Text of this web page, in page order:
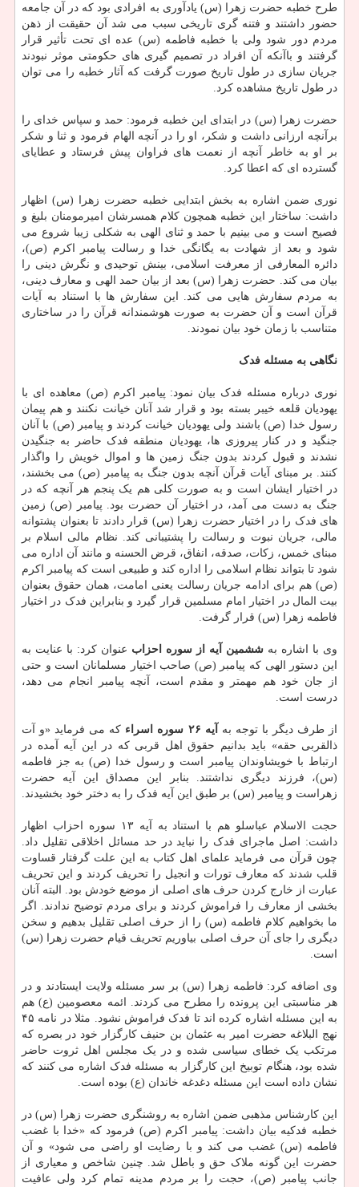
طرح خطبه حضرت زهرا (س) یادآوری به افرادی بود که در آن جامعه
حضور داشتند و فتنه گری تاریخی سبب می شد آن حقیقت از ذهن
مردم دور شود ولی با خطبه فاطمه (س) عده ای تحت تأثیر قرار
گرفتند و باآنکه آن افراد در تصمیم گیری های حکومتی موثر نبودند
جریان سازی در طول تاریخ صورت گرفت که آثار خطبه را می توان
در طول تاریخ مشاهده کرد.
حضرت زهرا (س) در ابتدای این خطبه فرمود: حمد و سپاس خدای را
برآنچه ارزانی داشت و شکر، او را در آنچه الهام فرمود و ثنا و شکر
بر او به خاطر آنچه از نعمت های فراوان پیش فرستاد و عطایای
گسترده ای که اعطا کرد.
نوری ضمن اشاره به بخش ابتدایی خطبه حضرت زهرا (س) اظهار
داشت: ساختار این خطبه همچون کلام همسرشان امیرمومنان بلیغ و
فصیح است و می بینیم با حمد و ثنای الهی به شکلی زیبا شروع می
شود و بعد از شهادت به یگانگی خدا و رسالت پیامبر اکرم (ص)،
دائره المعارفی از معرفت اسلامی، بینش توحیدی و نگرش دینی را
بیان می کند. حضرت زهرا (س) بعد از بیان حمد الهی و معارف دینی،
به مردم سفارش هایی می کند. این سفارش ها با استناد به آیات
قرآن است و آن حضرت به صورت هوشمندانه قرآن را در ساختاری
متناسب با زمان خود بیان نمودند.
نگاهی به مسئله فدک
نوری درباره مسئله فدک بیان نمود: پیامبر اکرم (ص) معاهده ای با
یهودیان قلعه خیبر بسته بود و قرار شد آنان خیانت نکنند و هم پیمان
رسول خدا (ص) باشند ولی یهودیان خیانت کردند و پیامبر (ص) با آنان
جنگید و در کنار پیروزی ها، یهودیان منطقه فدک حاضر به جنگیدن
نشدند و قبول کردند بدون جنگ زمین ها و اموال خویش را واگذار
کنند. بر مبنای آیات قرآن آنچه بدون جنگ به پیامبر (ص) می بخشند،
در اختیار ایشان است و به صورت کلی هم یک پنجم هر آنچه که در
جنگ به دست می آمد، در اختیار آن حضرت بود. پیامبر (ص) زمین
های فدک را در اختیار حضرت زهرا (س) قرار دادند تا بعنوان پشتوانه
مالی، جریان نبوت و رسالت را پشتیبانی کند. نظام مالی اسلام بر
مبنای خمس، زکات، صدقه، انفاق، قرض الحسنه و مانند آن اداره می
شود تا بتواند نظام اسلامی را اداره کند و طبیعی است که پیامبر اکرم
(ص) هم برای ادامه جریان رسالت یعنی امامت، همان حقوق بعنوان
بیت المال در اختیار امام مسلمین قرار گیرد و بنابراین فدک در اختیار
فاطمه زهرا (س) قرار گرفت.
وی با اشاره به ششمین آیه از سوره احزاب عنوان کرد: با عنایت به
این دستور الهی که پیامبر (ص) صاحب اختیار مسلمانان است و حتی
از جان خود هم مهمتر و مقدم است، آنچه پیامبر انجام می دهد،
درست است.
از طرف دیگر با توجه به آیه ۲۶ سوره اسراء
که می فرماید «و آت
ذالقربی حقه» باید بدانیم حقوق اهل قربی که در این آیه آمده در
ارتباط با خویشاوندان پیامبر است و رسول خدا (ص) به جز فاطمه
(س)، فرزند دیگری نداشتند. بنابر این مصداق این آیه حضرت
زهراست و پیامبر (س) بر طبق این آیه فدک را به دختر خود بخشیدند.
حجت الاسلام عباسلو هم با استناد به آیه ۱۳ سوره احزاب اظهار
داشت: اصل ماجرای فدک را نباید در حد مسائل اخلاقی تقلیل داد.
چون قرآن می فرماید علمای اهل کتاب به این علت گرفتار قساوت
قلب شدند که معارف تورات و انجیل را تحریف کردند و این تحریف
عبارت از خارج کردن حرف های اصلی از موضع خودش بود. البته آنان
بخشی از معارف را فراموش کردند و برای مردم توضیح ندادند. اگر
ما بخواهیم کلام فاطمه (س) را از حرف اصلی تقلیل بدهیم و سخن
دیگری را جای آن حرف اصلی بیاوریم تحریف قیام حضرت زهرا (س)
است.
وی اضافه کرد: فاطمه زهرا (س) بر سر مسئله ولایت ایستادند و در
هر مناسبتی این پرونده را مطرح می کردند. ائمه معصومین (ع) هم
به این مسئله اشاره کرده اند تا فدک فراموش نشود. مثلا در نامه ۴۵
نهج البلاغه حضرت امیر به عثمان بن حنیف کارگزار خود در بصره که
مرتکب یک خطای سیاسی شده و در یک مجلس اهل ثروت حاضر
شده بود، هنگام توبیخ این کارگزار به مسئله فدک اشاره می کنند که
نشان داده است این مسئله دغدغه خاندان (ع) بوده است.
این کارشناس مذهبی ضمن اشاره به روشنگری حضرت زهرا (س) در
خطبه فدکیه بیان داشت: پیامبر اکرم (ص) فرمود که «خدا با غضب
فاطمه (س) غضب می کند و با رضایت او راضی می شود» و آن
حضرت این گونه ملاک حق و باطل شد. چنین شاخص و معیاری از
جانب پیامبر (ص)، حجت را بر مردم مدینه تمام کرد ولی عافیت